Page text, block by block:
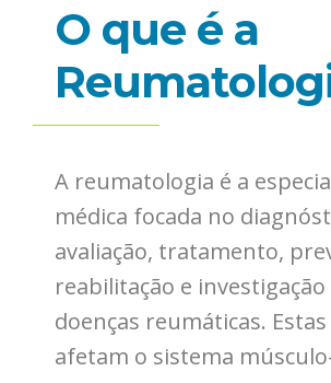
O que é a
A reumatologia é a
médica focada no
avaliação, tratamento,
reabilitação e investigação
doenças reumáticas.
afetam o sistema